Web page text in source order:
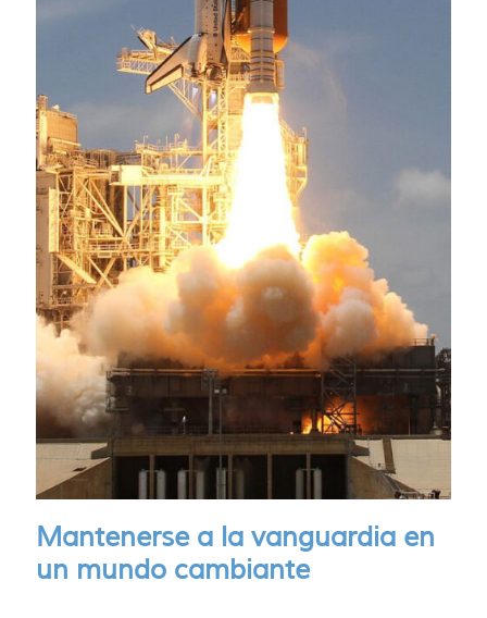
Mantenerse a la vanguardia en
un mundo cambiante